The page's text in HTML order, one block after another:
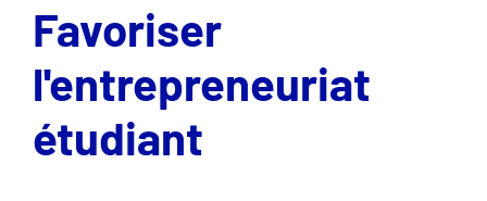
Favoriser
l'entrepreneuriat
étudiant